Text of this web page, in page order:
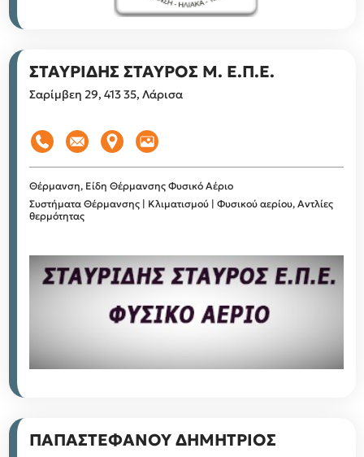
ΣΤΑΥΡΙΔΗΣ ΣΤΑΥΡΟΣ Μ. Ε.Π.Ε.
Σαρίμβεη 29, 413 35, Λάρισα
Θέρμανση, Είδη Θέρμανσης Φυσικό Αέριο
Συστήματα Θέρμανσης | Κλιματισμού | Φυσικού αερίου, Αντλίες
θερμότητας
ΠΑΠΑΣΤΕΦΑΝΟΥ ΔΗΜΗΤΡΙΟΣ